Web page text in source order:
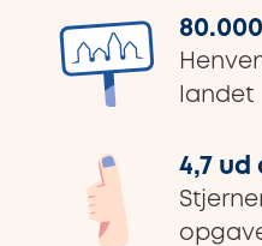
80.000
landet
4,7 ud